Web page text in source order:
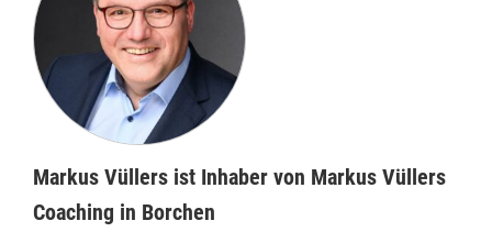
Markus Vüllers ist Inhaber von Markus Vüllers
Coaching in Borchen